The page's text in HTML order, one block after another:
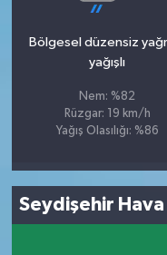
Bölgesel düzensiz
yağışlı
Nem: %82
Rüzgar: 19 km/h
Yağış Olasılığı: %86
Seydişehir